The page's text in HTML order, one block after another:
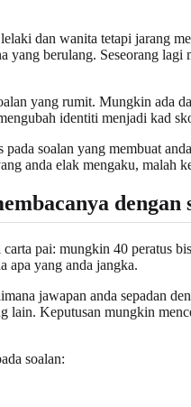
dan wanita tetapi jarang
yang berulang. Seseorang
yang rumit. Mungkin
identiti menjadi kad
pada soalan yang membuat
anda elak mengaku,
dengan
pai: mungkin 40 peratus
apa yang anda jangka.
jawapan anda sepadan
Keputusan mungkin
soalan: